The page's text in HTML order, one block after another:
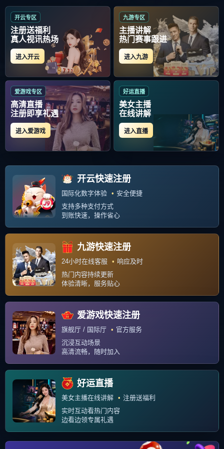
首页 包含"赛后突围战来临"标签的文章
爱游戏-关于赛后突围战来临，波
尔图围绕CBA季后赛状态回暖，
气氛紧张，纪律约束更严格的信
息
1、小时，重点直播NBA全明星正
赛及多场常规赛CBA季后赛全部
西甲球队集体突围，会留多少进
入下一轮？这种种看点和疑问，
让。...
587 2025-12-01
九游-赛后突围战来临，圣安东尼
奥马刺围绕葡超临场应变，话题
不断，更衣室氛围转暖的简单介
绍
46APG ，533%FGNBA季节赛的
63APG ，496%FGNBA季后赛的
记录是 238PPG ，103RPG ，
479 2025-10-10
关注我们
联系我们
关于我们
Copyright © 2026